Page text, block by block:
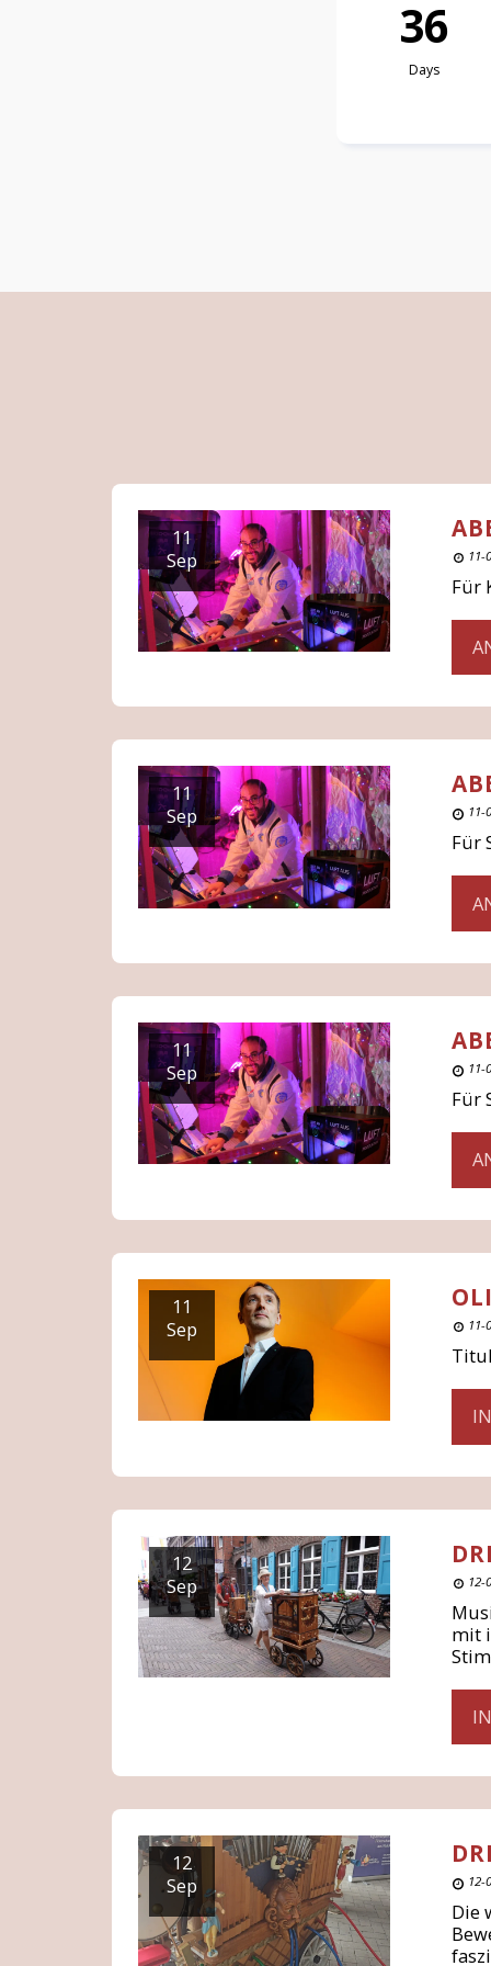
36
Days
11
Sep
11-
Für
11
Sep
11-
Für
11
Sep
11-
Für
11
Sep
11-
12
Sep
12-
mit
12
Sep
12-
Die